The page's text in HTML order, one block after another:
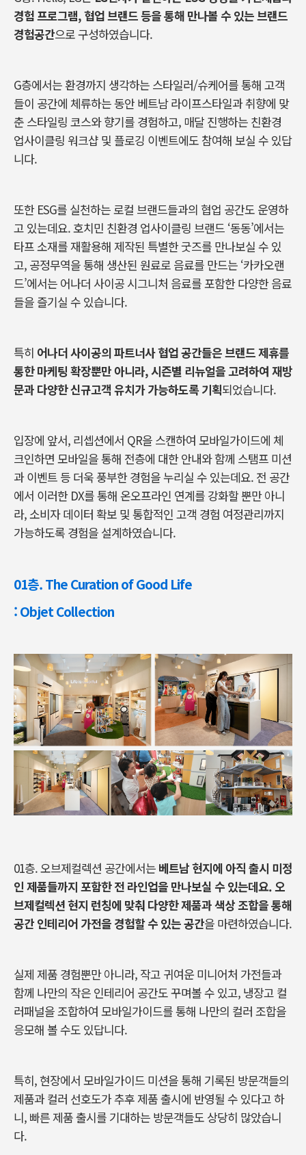
경험 프로그램, 협업 브랜드 등을 통해 만나볼 수 있는 브랜드
경험공간으로 구성하였습니다.
G층에서는 환경까지 생각하는 스타일러/슈케어를 통해 고객
들이 공간에 체류하는 동안 베트남 라이프스타일과 취향에 맞
춘 스타일링 코스와 향기를 경험하고, 매달 진행하는 친환경
업사이클링 워크샵 및 플로깅 이벤트에도 참여해 보실 수 있답
니다.
또한 ESG를 실천하는 로컬 브랜드들과의 협업 공간도 운영하
고 있는데요. 호치민 친환경 업사이클링 브랜드 ‘동동’에서는
타프 소재를 재활용해 제작된 특별한 굿즈를 만나보실 수 있
고, 공정무역을 통해 생산된 원료로 음료를 만드는 ‘카카오랜
드’에서는 어나더 사이공 시그니처 음료를 포함한 다양한 음료
들을 즐기실 수 있습니다.
특히 어나더 사이공의 파트너사 협업 공간들은 브랜드 제휴를
통한 마케팅 확장뿐만 아니라, 시즌별 리뉴얼을 고려하여 재방
문과 다양한 신규고객 유치가 가능하도록 기획되었습니다.
입장에 앞서, 리셉션에서 QR을 스캔하여 모바일가이드에 체
크인하면 모바일을 통해 전층에 대한 안내와 함께 스탬프 미션
과 이벤트 등 더욱 풍부한 경험을 누리실 수 있는데요. 전 공간
에서 이러한 DX를 통해 온오프라인 연계를 강화할 뿐만 아니
라, 소비자 데이터 확보 및 통합적인 고객 경험 여정관리까지
가능하도록 경험을 설계하였습니다.
01층. The Curation of Good Life
: Objet Collection
01층. 오브제컬렉션 공간에서는 베트남 현지에 아직 출시 미정
인 제품들까지 포함한 전 라인업을 만나보실 수 있는데요. 오
브제컬렉션 현지 런칭에 맞춰 다양한 제품과 색상 조합을 통해
공간 인테리어 가전을 경험할 수 있는 공간을 마련하였습니다.
실제 제품 경험뿐만 아니라, 작고 귀여운 미니어처 가전들과
함께 나만의 작은 인테리어 공간도 꾸며볼 수 있고, 냉장고 컬
러패널을 조합하여 모바일가이드를 통해 나만의 컬러 조합을
응모해 볼 수도 있답니다.
특히, 현장에서 모바일가이드 미션을 통해 기록된 방문객들의
제품과 컬러 선호도가 추후 제품 출시에 반영될 수 있다고 하
니, 빠른 제품 출시를 기대하는 방문객들도 상당히 많았습니
다.